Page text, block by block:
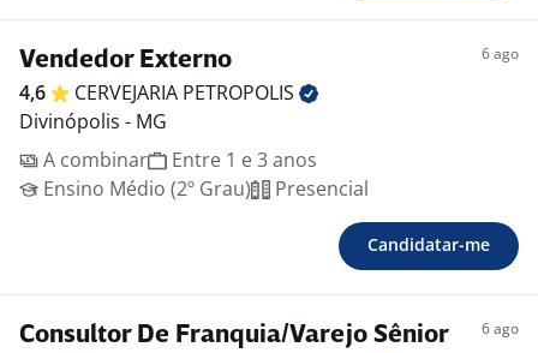
Vendedor Externo 6 ago
4,6 CERVEJARIA PETROPOLIS
Divinópolis - MG
A combinar
Entre 1 e 3 anos
Ensino Médio (2º Grau)
Presencial
Candidatar-me
Consultor De Franquia/Varejo Sênior 6 ago